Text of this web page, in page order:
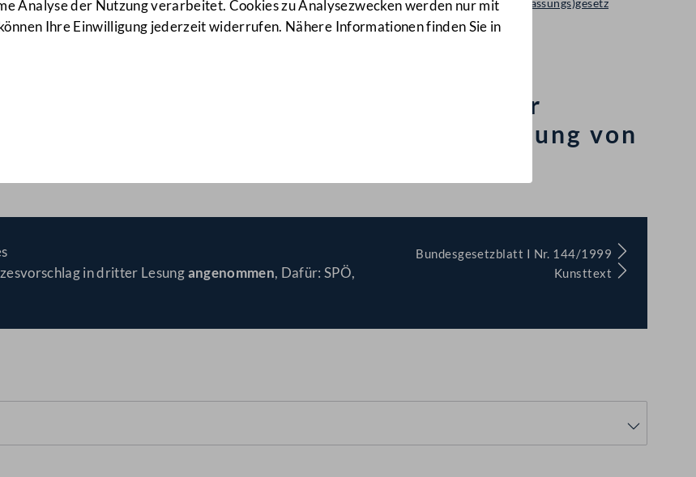
Analyse der Nutzung verarbeitet. Cookies zu Analysezwecken werden nur mit
Ihre Einwilligung jederzeit widerrufen. Nähere Informationen finden Sie in
Regierungsvorlage: Bundes(verfassungs)gesetz
1855 d.B.
Übertragung des Bundesanteils an der
Ges.m.b.H. sowie die Übertragung von
in dritter Lesungangenommen, Dafür: SPÖ,
Bundesgesetzblatt I Nr. 144/1999
Kunsttext